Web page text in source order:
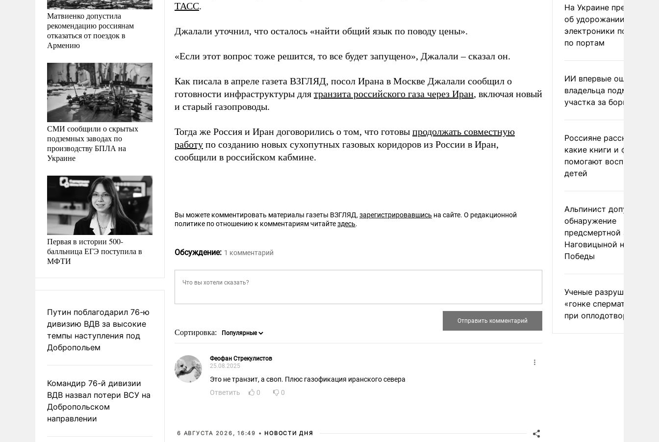
Матвиенко допустила
рекомендацию россиянам
отказаться от поездок в
Армению
СМИ сообщили о скрытых
подземных заводах по
производству БПЛА на
Украине
Первая в истории 500-
балльница ЕГЭ поступила в
МФТИ
Путин поблагодарил 76-ю
дивизию ВДВ за высокие
темпы наступления под
Добропольем
Командир 76-й дивизии
ВДВ назвал потери ВСУ на
Добропольском
направлении
ТАСС.
Джалали уточнил, что осталось «найти общий язык по поводу цены».
«Если этот вопрос тоже решится, то все будет запущено», Джалали – сказал он.
Как писала в апреле газета ВЗГЛЯД, посол Ирана в Москве Джалали сообщил о
готовности инфраструктуры для транзита российского газа через Иран, включая новый
и старый газопроводы.
Тогда же Россия и Иран договорились о том, что готовы продолжать совместную
работу по созданию новых сухопутных газовых коридоров из России в Иран,
сообщили в российском кабмине.
Вы можете комментировать материалы газеты ВЗГЛЯД, зарегистрировавшись на сайте. О редакционной
политике по отношению к комментариям читайтездесь.
Обсуждение: 1 комментарий
Сортировка:
Феофан Стрекулистов
25.08.2025
Это не транзит, а своп. Плюс газофикация иранского севера
Ответить
0 0
6 АВГУСТА 2026, 16:49 • НОВОСТИ ДНЯ
На Украине
об удорожании
электроники после
по портам
ИИ впервые
владельца
участка за борщевик
Россияне рассказали,
какие книги и фильмы
помогают воспитывать
детей
Альпинист допустил
обнаружение
предсмертной записки
Наговицыной на пике
Победы
Ученые разрушили миф
«гонке
при оплодотворении